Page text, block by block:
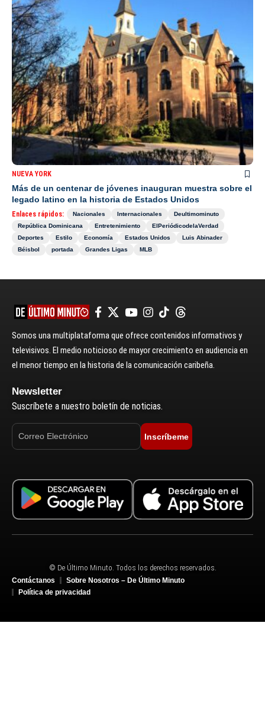
NUEVA YORK
Más de un centenar de jóvenes inauguran muestra sobre el
legado latino en la historia de Estados Unidos
Enlaces rápidos: Nacionales Internacionales
Deultimominuto
República Dominicana
Entretenimiento
ElPeriódicodelaVerdad
Deportes
Estilo Economía Estados Unidos
Luis Abinader
Béisbol
portada Grandes Ligas MLB
Somos una multiplataforma que ofrece contenidos informativos y
televisivos. El medio noticioso de mayor crecimiento en audiencia en
el menor tiempo en la historia de la comunicación caribeña.
Newsletter
Suscríbete a nuestro boletín de noticias.
Inscríbeme
© De Último Minuto. Todos los derechos reservados.
Contáctanos
Sobre Nosotros – De Último Minuto
Política de privacidad